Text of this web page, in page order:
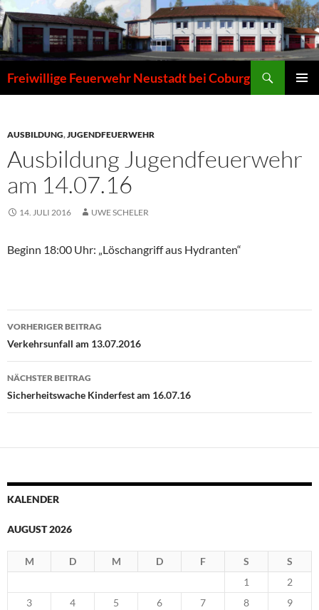
Zum
Inhalt
springen
Freiwillige Feuerwehr Neustadt bei Coburg
AUSBILDUNG,JUGENDFEUERWEHR
Ausbildung Jugendfeuerwehr
am 14.07.16
14. JULI 2016 UWE SCHELER
Beginn 18:00 Uhr: „Löschangriff aus Hydranten“
Beitragsnavigation
VORHERIGER BEITRAG
Verkehrsunfall am 13.07.2016
NÄCHSTER BEITRAG
Sicherheitswache Kinderfest am 16.07.16
KALENDER
AUGUST 2026
M D M D F S S
1
2
3
4 5 6 7 8
9